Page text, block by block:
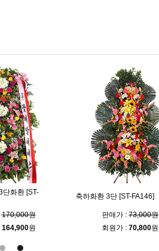
단화환 [ST-
170,000원
164,900원
축하화환 3단 [ST-FA146]
판매가 : 73,000원
회원가 : 70,800원